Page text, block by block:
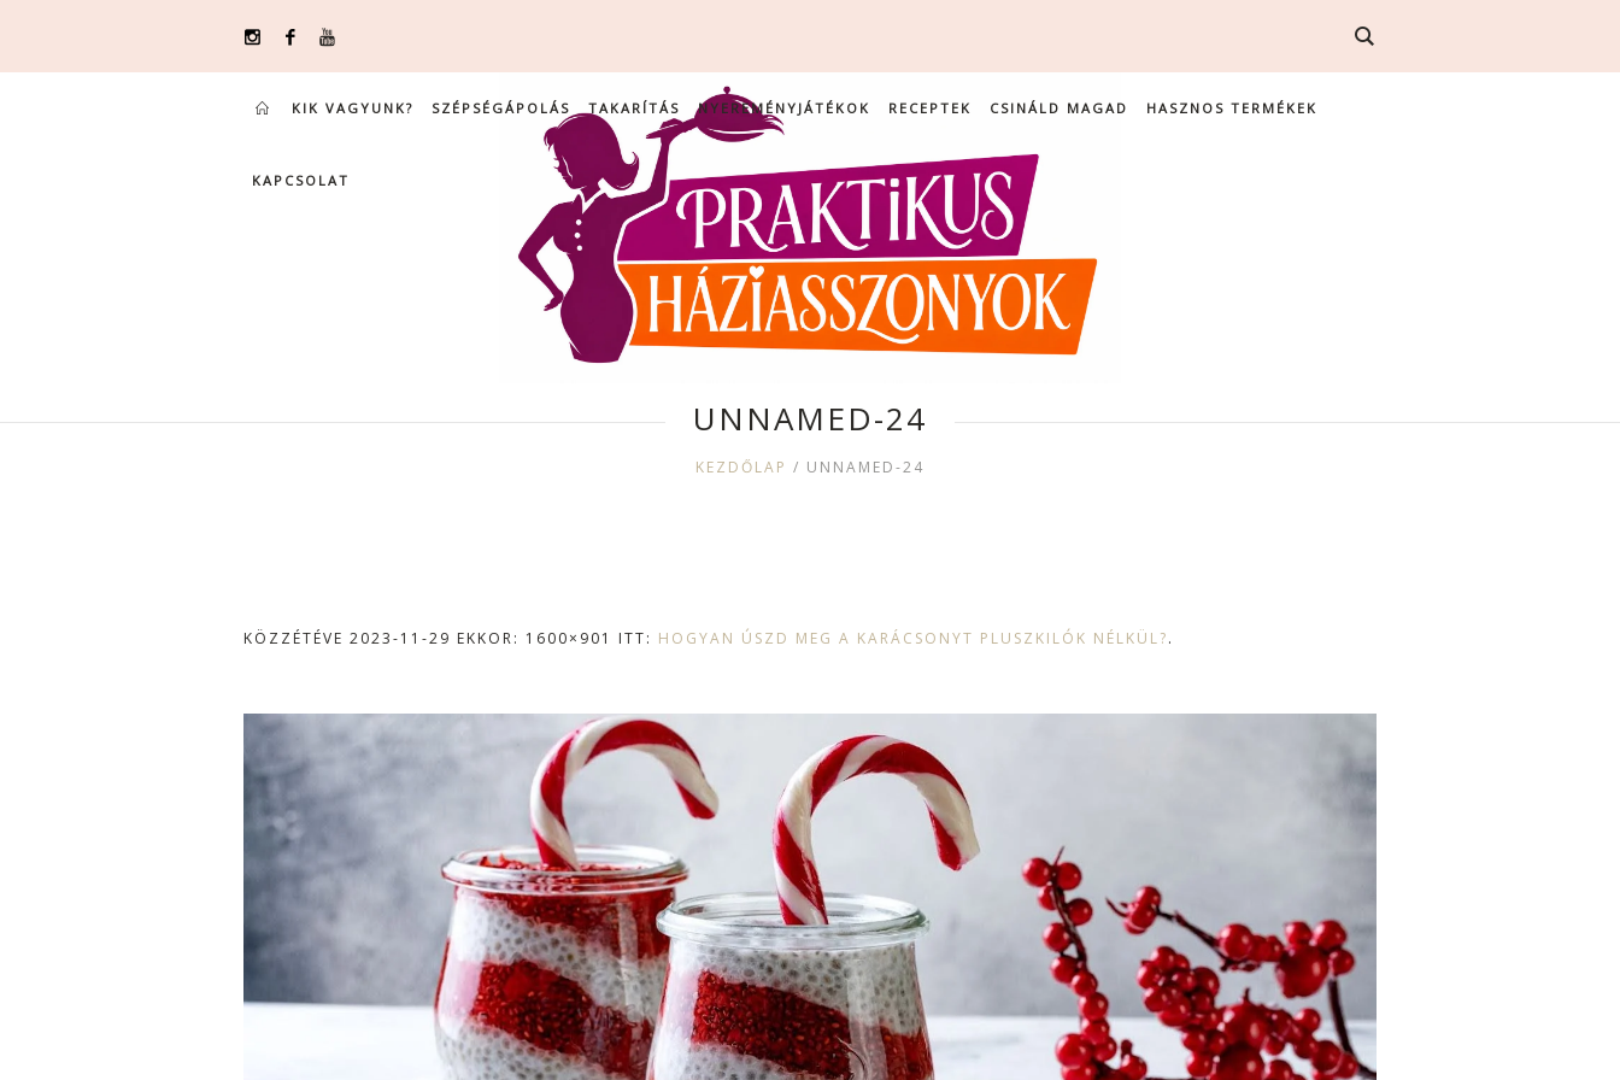
KIK VAGYUNK? SZÉPSÉGÁPOLÁS TAKARÍTÁS NYEREMÉNYJÁTÉKOK RECEPTEK CSINÁLD MAGAD HASZNOS TERMÉKEK
KAPCSOLAT
UNNAMED-24
KEZDŐLAP / UNNAMED-24
KÖZZÉTÉVE 2023-11-29 EKKOR: 1600×901 ITT: HOGYAN ÚSZD MEG A KARÁCSONYT PLUSZKILÓK NÉLKÜL?.